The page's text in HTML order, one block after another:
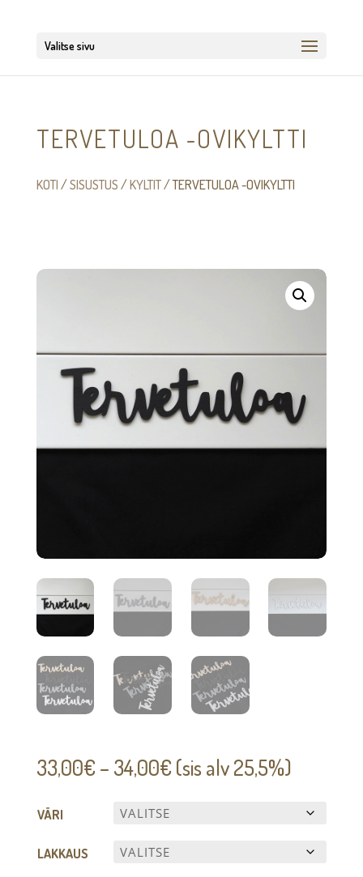
Valitse sivu
TERVETULOA -OVIKYLTTI
KOTI /SISUSTUS /KYLTIT/ TERVETULOA -OVIKYLTTI
33,00€ – 34,00€Hintaluokka:
(sis alv 25,5%)
VÄRI
LAKKAUS